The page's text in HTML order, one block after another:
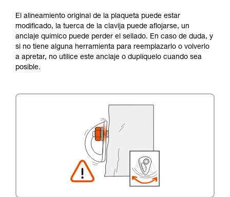
El alineamiento original de la plaqueta puede estar
modificado, la tuerca de la clavija puede aflojarse, un
anclaje químico puede perder el sellado. En caso de duda, y
si no tiene alguna herramienta para reemplazarlo o volverlo
a apretar, no utilice este anclaje o duplíquelo cuando sea
posible.